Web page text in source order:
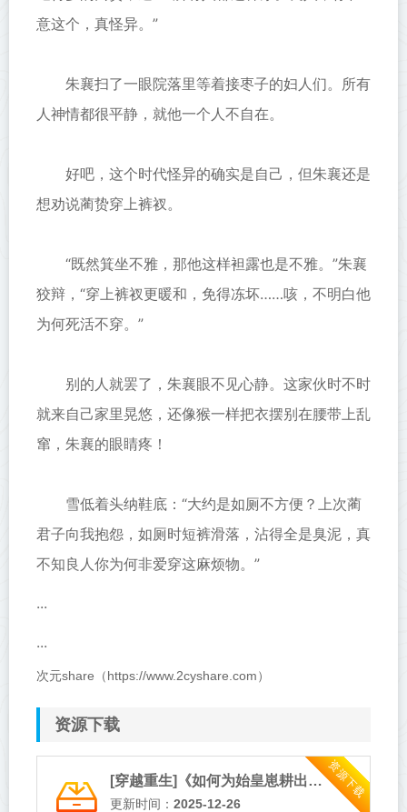
意这个，真怪异。”
朱襄扫了一眼院落里等着接枣子的妇人们。所有
人神情都很平静，就他一个人不自在。
好吧，这个时代怪异的确实是自己，但朱襄还是
想劝说蔺贽穿上裤衩。
“既然箕坐不雅，那他这样袒露也是不雅。”朱襄
狡辩，“穿上裤衩更暖和，免得冻坏……咳，不明白他
为何死活不穿。”
别的人就罢了，朱襄眼不见心静。这家伙时不时
就来自己家里晃悠，还像猴一样把衣摆别在腰带上乱
窜，朱襄的眼睛疼！
雪低着头纳鞋底：“大约是如厕不方便？上次蔺
君子向我抱怨，如厕时短裤滑落，沾得全是臭泥，真
不知良人你为何非爱穿这麻烦物。”
...
...
次元share（https://www.2cyshare.com）
资源下载
资源下载
[穿越重生]《如何为始皇崽耕出万里江山》作者：木兰竹【完结】
更新时间： 2025-12-26